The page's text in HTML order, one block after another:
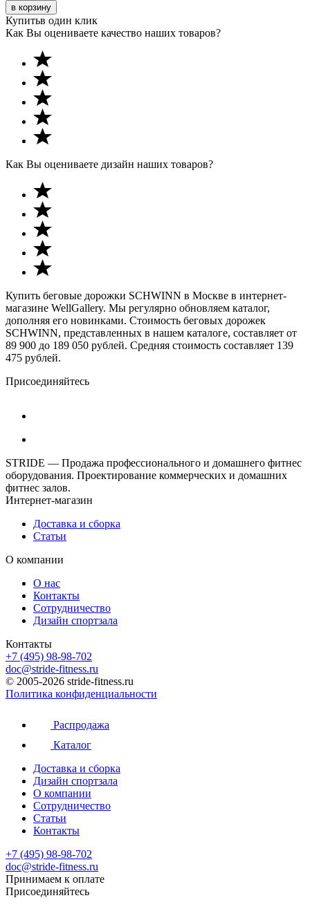
в корзину
Купитьв один клик
Как Вы оцениваете качество наших товаров?
Как Вы оцениваете дизайн наших товаров?
Купить беговые дорожки SCHWINN в Москве в интернет-
магазине WellGallery. Мы регулярно обновляем каталог,
дополняя его новинками. Стоимость беговых дорожек
SCHWINN, представленных в нашем каталоге, составляет от
89 900 до 189 050 рублей. Средняя стоимость составляет 139
475 рублей.
Присоединяйтесь
STRIDE — Продажа профессионального и домашнего фитнес
оборудования. Проектирование коммерческих и домашних
фитнес залов.
Интернет-магазин
Доставка и сборка
Статьи
О компании
О нас
Контакты
Сотрудничество
Дизайн спортзала
Контакты
+7 (495) 98-98-702
doc@stride-fitness.ru
© 2005-2026 stride-fitness.ru
Политика конфиденциальности
Распродажа
Каталог
Доставка и сборка
Дизайн спортзала
О компании
Сотрудничество
Статьи
Контакты
+7 (495) 98-98-702
doc@stride-fitness.ru
Принимаем к оплате
Присоединяйтесь